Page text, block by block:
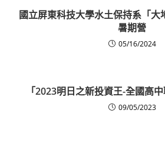
國立屏東科技大學水土保持系「大
暑期營
05/16/2024
「2023明日之新投資王-全國高
09/05/2023